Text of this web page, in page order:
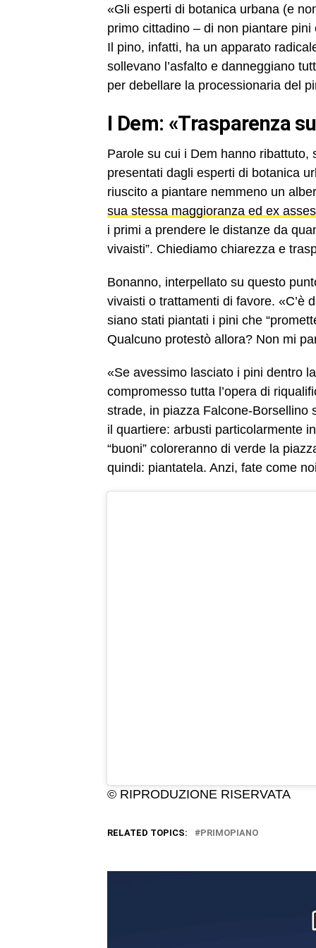
«Gli esperti di botanica urbana (e
primo cittadino – di non piantare
Il pino, infatti, ha un apparato
sollevano l’asfalto e danneggiano
per debellare la processionaria del
I Dem: «Trasparenza
Parole su cui i Dem hanno
presentati dagli esperti di botanica
riuscito a piantare nemmeno un
sua stessa maggioranza ed ex
i primi a prendere le distanze da
vivaisti”. Chiediamo chiarezza e
Bonanno, interpellato su questo
vivaisti o trattamenti di favore. «C’è
siano stati piantati i pini che
Qualcuno protestò allora? Non mi
«Se avessimo lasciato i pini dentro
compromesso tutta l’opera di
strade, in piazza Falcone-Borsellino
il quartiere: arbusti particolarmente
“buoni” coloreranno di verde la
quindi: piantatela. Anzi, fate come
© RIPRODUZIONE RISERVATA
RELATED TOPICS: PRIMOPIANO